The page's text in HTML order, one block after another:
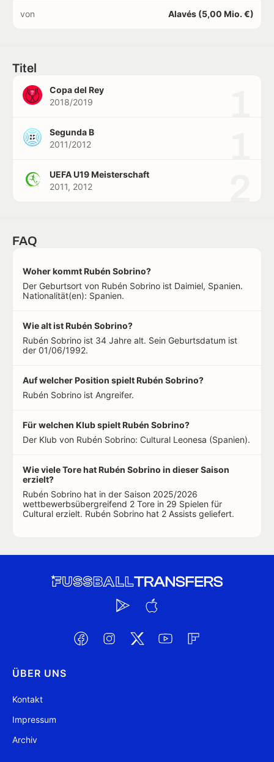
von Alavés (5,00 Mio. €)
Titel
Copa del Rey
2018/2019
Segunda B
2011/2012
UEFA U19 Meisterschaft
2011, 2012
FAQ
Woher kommt Rubén Sobrino?
Der Geburtsort von Rubén Sobrino ist Daimiel, Spanien.
Nationalität(en): Spanien.
Wie alt ist Rubén Sobrino?
Rubén Sobrino ist 34 Jahre alt. Sein Geburtsdatum ist
der 01/06/1992.
Auf welcher Position spielt Rubén Sobrino?
Rubén Sobrino ist Angreifer.
Für welchen Klub spielt Rubén Sobrino?
Der Klub von Rubén Sobrino: Cultural Leonesa (Spanien).
Wie viele Tore hat Rubén Sobrino in dieser Saison
erzielt?
Rubén Sobrino hat in der Saison 2025/2026
wettbewerbsübergreifend 2 Tore in 29 Spielen für
Cultural erzielt. Rubén Sobrino hat 2 Assists geliefert.
ÜBER UNS
Kontakt
Impressum
Archiv